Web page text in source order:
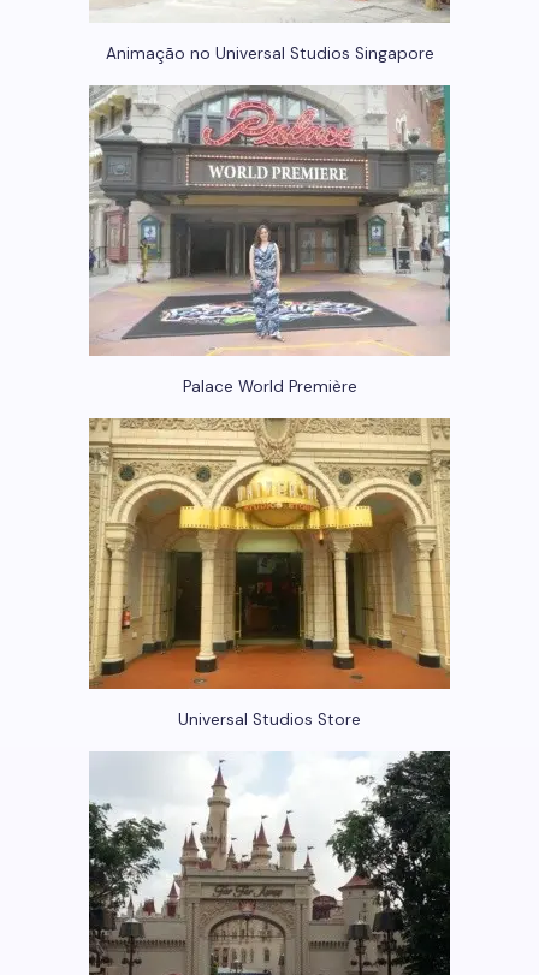
Animação no Universal Studios Singapore
Palace World Première
Universal Studios Store